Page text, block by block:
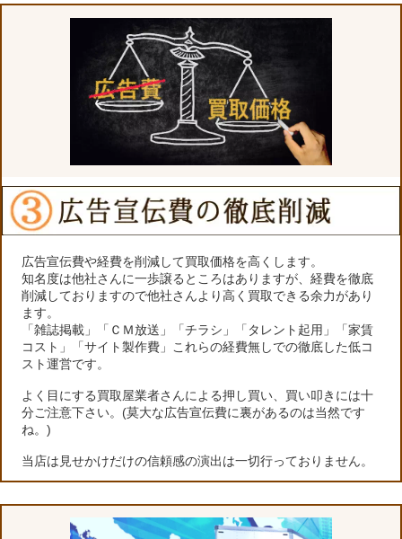
広告宣伝費や経費を削減して買取価格を高くします。
知名度は他社さんに一歩譲るところはありますが、経費を徹底
削減しておりますので他社さんより高く買取できる余力があり
ます。
「雑誌掲載」「ＣＭ放送」「チラシ」「タレント起用」「家賃
コスト」「サイト製作費」これらの経費無しでの徹底した低コ
スト運営です。
よく目にする買取屋業者さんによる押し買い、買い叩きには十
分ご注意下さい。(莫大な広告宣伝費に裏があるのは当然です
ね。)
当店は見せかけだけの信頼感の演出は一切行っておりません。